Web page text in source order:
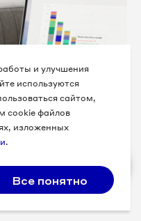
и улучшения
используются
сайтом,
cookie файлов
изложенных
.
Все понятно
отрасли 2026